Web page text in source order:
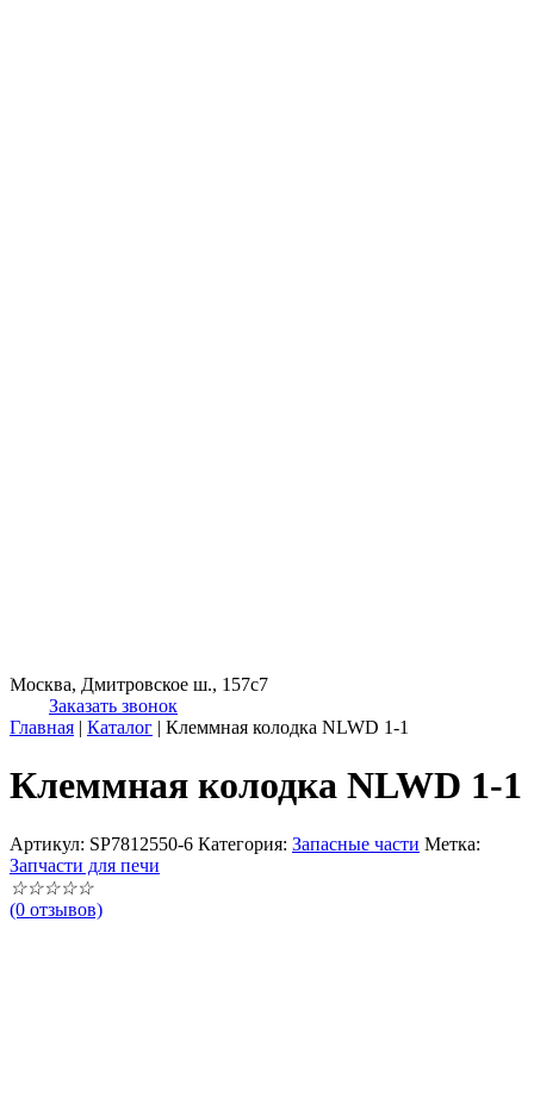
Москва, Дмитровское ш., 157с7
Заказать звонок
Главная | Каталог | Клеммная колодка NLWD 1-1
Клеммная колодка NLWD 1-1
Артикул: SP7812550-6 Категория: Запасные части Метка:
Запчасти для печи
☆☆☆☆☆
(0 отзывов)